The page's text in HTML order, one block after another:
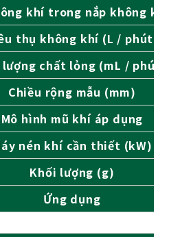
khí trong nắp không
thụ không khí (L / phút)
lượng chất lỏng (mL / phút)
Chiều rộng mẫu (mm)
Mô hình mũ khí áp dụng
nén khí cần thiết (kW)
Khối lượng (g)
Ứng dụng